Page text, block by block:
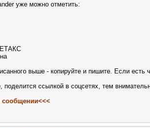
уже можно отметить:
ЕТАКС
выше - копируйте и пишите. Если есть
ссылкой в соцсетях, тем
сообщении<<<